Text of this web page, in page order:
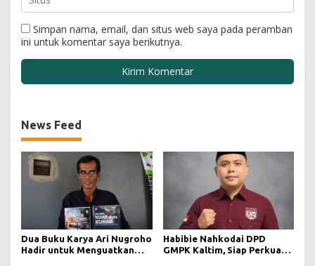
Simpan nama, email, dan situs web saya pada peramban
ini untuk komentar saya berikutnya.
News Feed
Dua Buku Karya Ari Nugroho
Hadir untuk Menguatkan
Habibie Nahkodai DPD
GMPK Kaltim, Siap Perkuat